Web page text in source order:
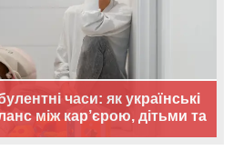
часи: як українські
між кар’єрою, дітьми та